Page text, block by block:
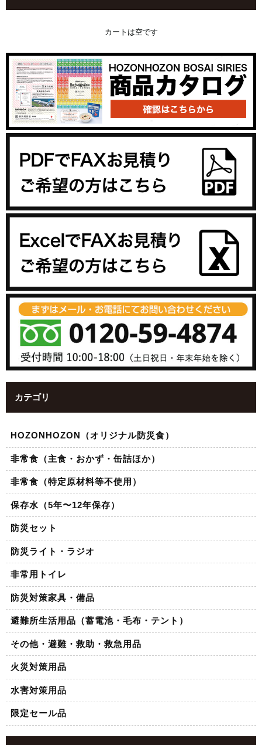
カートは空です
カテゴリ
HOZONHOZON（オリジナル防災食）
非常食（主食・おかず・缶詰ほか）
非常食（特定原材料等不使用）
保存水（5年〜12年保存）
防災セット
防災ライト・ラジオ
非常用トイレ
防災対策家具・備品
避難所生活用品（蓄電池・毛布・テント）
その他・避難・救助・救急用品
火災対策用品
水害対策用品
限定セール品